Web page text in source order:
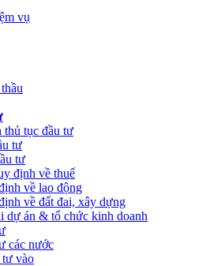
vụ
thủ tục đầu tư
tư
tư
định về thuế
về lao động
về đất đai, xây dựng
dự án & tổ chức kinh doanh
các nước
tư vào